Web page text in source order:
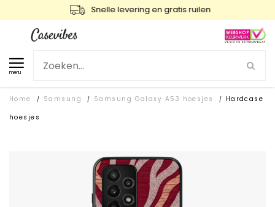
Snelle levering en gratis ruilen
menu
Home / Samsung / Samsung Galaxy A53 hoesjes /
Hardcase
hoesjes